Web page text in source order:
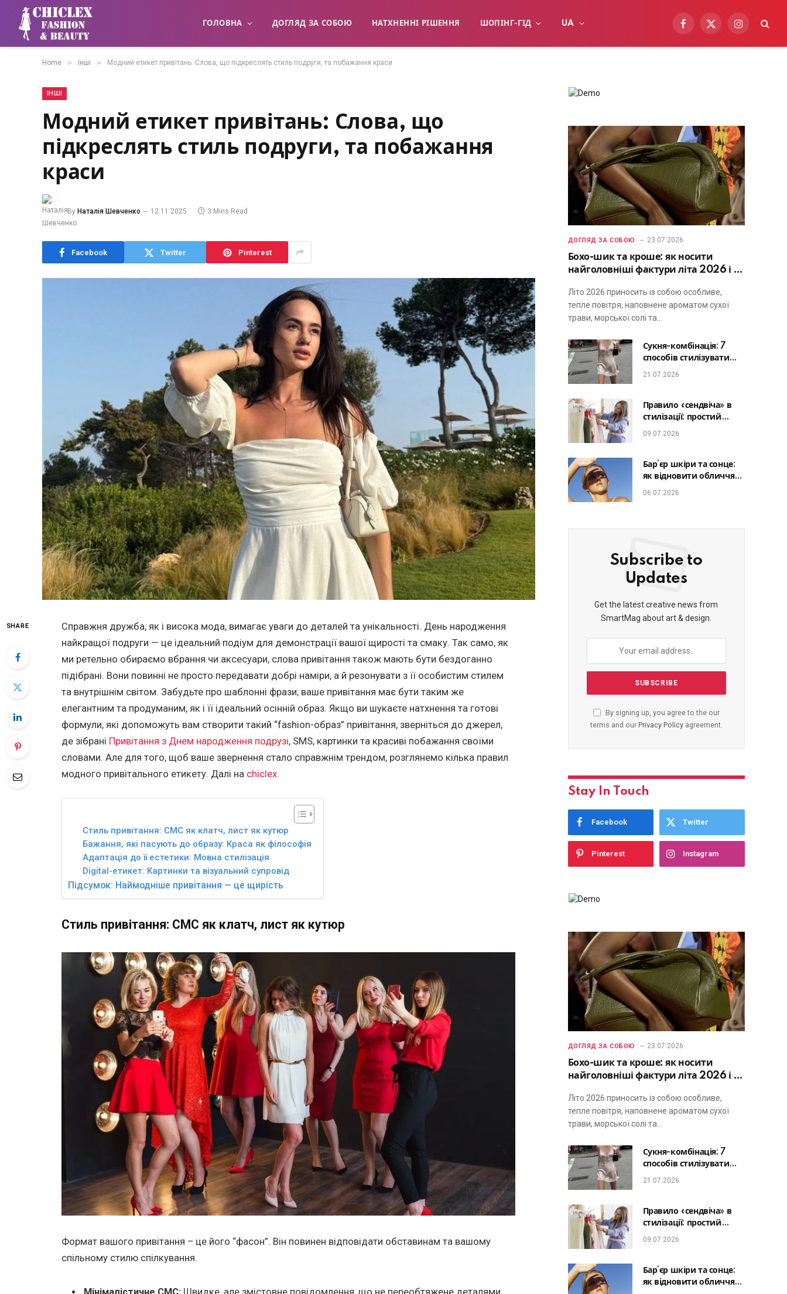
ГОЛОВНА ДОГЛЯД ЗА СОБОЮ НАТХНЕННІ РІШЕННЯ ШОПІНГ-ГІД UA
Facebook
X
Instagram
Home » Інші » Модний етикет привітань: Слова, що підкреслять стиль подруги, та побажання краси
ІНШІ
Модний етикет привітань: Слова, що
підкреслять стиль подруги, та побажання
краси
By Наталія Шевченко 12.11.2025 3 Mins Read
Facebook Twitter Pinterest
SHARE
Справжня дружба, як і висока мода, вимагає уваги до деталей та унікальності. День народження
найкращої подруги — це ідеальний подіум для демонстрації вашої щирості та смаку. Так само, як
ми ретельно обираємо вбрання чи аксесуари, слова привітання також мають бути бездоганно
підібрані. Вони повинні не просто передавати добрі наміри, а й резонувати з її особистим стилем
та внутрішнім світом. Забудьте про шаблонні фрази; ваше привітання має бути таким же
елегантним та продуманим, як і її ідеальний осінній образ. Якщо ви шукаєте натхнення та готові
формули, які допоможуть вам створити такий “fashion-образ” привітання, зверніться до джерел,
де зібрані Привітання з Днем народження подрузі, SMS, картинки та красиві побажання своїми
словами. Але для того, щоб ваше звернення стало справжнім трендом, розглянемо кілька правил
модного привітального етикету. Далі на chiclex.
Стиль привітання: СМС як клатч, лист як кутюр
Бажання, які пасують до образу: Краса як філософія
Адаптація до її естетики: Мовна стилізація
Digital-етикет: Картинки та візуальний супровід
Підсумок: Наймодніше привітання — це щирість
Стиль привітання: СМС як клатч, лист як кутюр
Формат вашого привітання – це його “фасон”. Він повинен відповідати обставинам та вашому
спільному стилю спілкування.
ДОГЛЯД ЗА СОБОЮ 23.07.2026
Бохо-шик та кроше: як носити
найголовніші фактури літа 2026 і не
Літо 2026 приносить із собою особливе,
тепле повітря, наповнене ароматом сухої
трави, морської солі та…
Сукня-комбінація: 7
способів стилізувати
головну базу літа від
21.07.2026
Правило «сендвіча» в
стилізації: простий
лайфхак, який зробить
09.07.2026
Бар’єр шкіри та сонце:
як відновити обличчя
після відпустки та
06.07.2026
Subscribe to
Updates
Get the latest creative news from
SmartMag about art & design.
By signing up, you agree to the our
terms and our Privacy Policyagreement.
Stay In Touch
Facebook Twitter
Pinterest Instagram
ДОГЛЯД ЗА СОБОЮ 23.07.2026
Бохо-шик та кроше: як носити
найголовніші фактури літа 2026 і не
Літо 2026 приносить із собою особливе,
тепле повітря, наповнене ароматом сухої
трави, морської солі та…
Сукня-комбінація: 7
способів стилізувати
головну базу літа від
21.07.2026
Правило «сендвіча» в
стилізації: простий
лайфхак, який зробить
09.07.2026
Бар’єр шкіри та сонце:
як відновити обличчя